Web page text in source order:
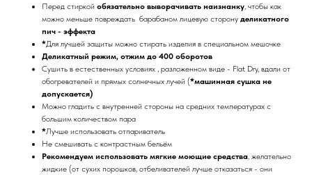
Перед стиркой обязательно выворачивать наизнанку, чтобы как
можно меньше повреждать барабаном лицевую сторону деликатного
пич - эффекта
*Для лучшей защиты можно стирать изделия в специальном мешочке
Деликатный режим, отжим до 400 оборотов
Сушить в естественных условиях , разложенном виде - Flat Dry, вдали от
обогревателей и прямых солнечных лучей (*машинная сушка не
допускается)
Можно гладить с внутренней стороны на средних температурах с
большим количеством пара
*Лучше использовать отпариватель
Не смешивать с контрастным бельём
Рекомендуем использовать мягкие моющие средства, желательно
жидкие (от сухих порошков, отбеливателей лучше отказаться - они